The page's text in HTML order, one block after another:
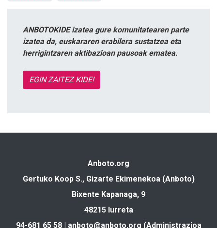
ANBOTOKIDE izatea gure komunitatearen parte
izatea da, euskararen erabilera sustatzea eta
herrigintzaren aktibazioan pausoak ematea.
EGIN ZAITEZ KIDE!
Anboto.org
Gertuko Koop S., Gizarte Ekimenekoa (Anboto)
Bixente Kapanaga, 9
48215 Iurreta
94-681 65 58 | anboto@anboto.org (Administrazioa